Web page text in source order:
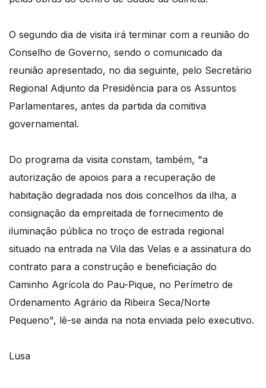
O segundo dia de visita irá terminar com a reunião do
Conselho de Governo, sendo o comunicado da
reunião apresentado, no dia seguinte, pelo Secretário
Regional Adjunto da Presidência para os Assuntos
Parlamentares, antes da partida da comitiva
governamental.
Do programa da visita constam, também, "a
autorização de apoios para a recuperação de
habitação degradada nos dois concelhos da ilha, a
consignação da empreitada de fornecimento de
iluminação pública no troço de estrada regional
situado na entrada na Vila das Velas e a assinatura do
contrato para a construção e beneficiação do
Caminho Agrícola do Pau-Pique, no Perímetro de
Ordenamento Agrário da Ribeira Seca/Norte
Pequeno", lê-se ainda na nota enviada pelo executivo.
Lusa